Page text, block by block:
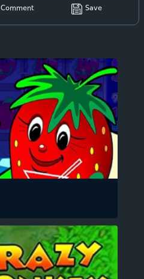
Comment Save